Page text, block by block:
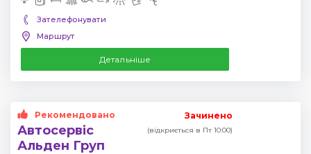
Зателефонувати
Маршрут
Детальніше
Рекомендовано
Автосервіс
Альден Груп
Зачинено
(відкриється в Пт 10:00)